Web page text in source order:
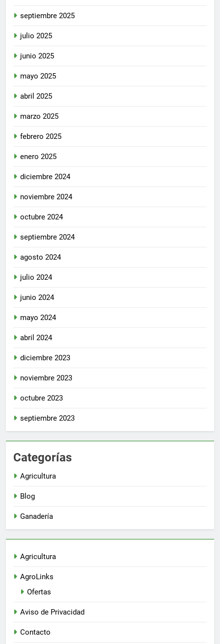
septiembre 2025
julio 2025
junio 2025
mayo 2025
abril 2025
marzo 2025
febrero 2025
enero 2025
diciembre 2024
noviembre 2024
octubre 2024
septiembre 2024
agosto 2024
julio 2024
junio 2024
mayo 2024
abril 2024
diciembre 2023
noviembre 2023
octubre 2023
septiembre 2023
Categorías
Agricultura
Blog
Ganadería
Agricultura
AgroLinks
Ofertas
Aviso de Privacidad
Contacto